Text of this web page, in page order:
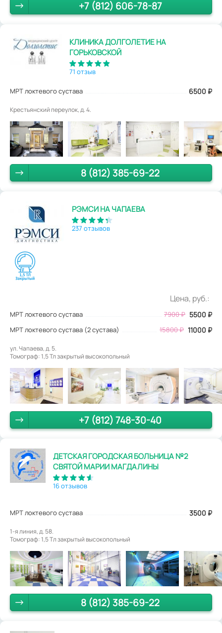
+7 (812) 606-78-87
КЛИНИКА ДОЛГОЛЕТИЕ НА
ГОРЬКОВСКОЙ
71 отзыв
МРТ локтевого сустава 6500 ₽
Крестьянский переулок, д. 4.
8 (812) 385-69-22
РЭМСИ НА ЧАПАЕВА
237 отзывов
Цена, руб.:
МРТ локтевого сустава 7900₽ 5500 ₽
МРТ локтевого сустава (2 сустава) 15800 ₽ 11000 ₽
ул. Чапаева, д. 5.
Томограф: 1,5 Тл закрытый высокопольный
+7 (812) 748-30-40
ДЕТСКАЯ ГОРОДСКАЯ БОЛЬНИЦА №2
СВЯТОЙ МАРИИ МАГДАЛИНЫ
16 отзывов
МРТ локтевого сустава 3500 ₽
1-я линия, д. 58.
Томограф: 1,5 Tл закрытый высокопольный
8 (812) 385-69-22